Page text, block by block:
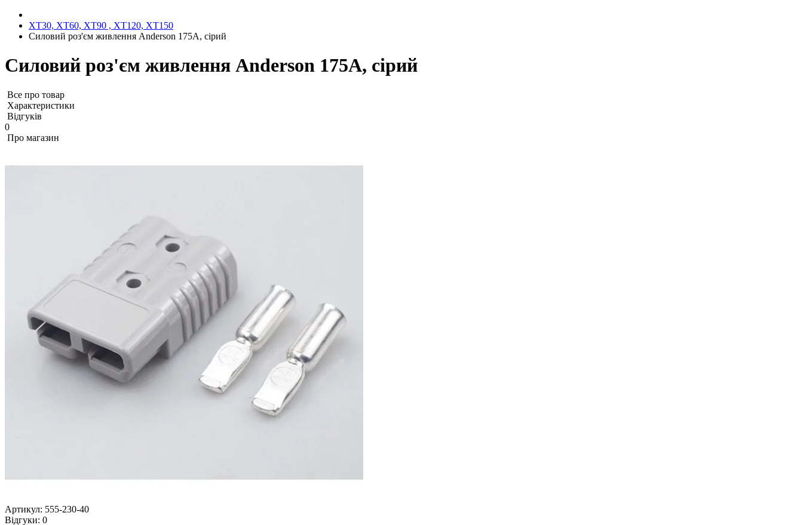
XT30, XT60, XT90 , XT120, XT150
Силовий роз'єм живлення Anderson 175А, сірий
Силовий роз'єм живлення Anderson 175А, сірий
Все про товар
Характеристики
Відгуків
0
Про магазин
Артикул: 555-230-40
Відгуки: 0